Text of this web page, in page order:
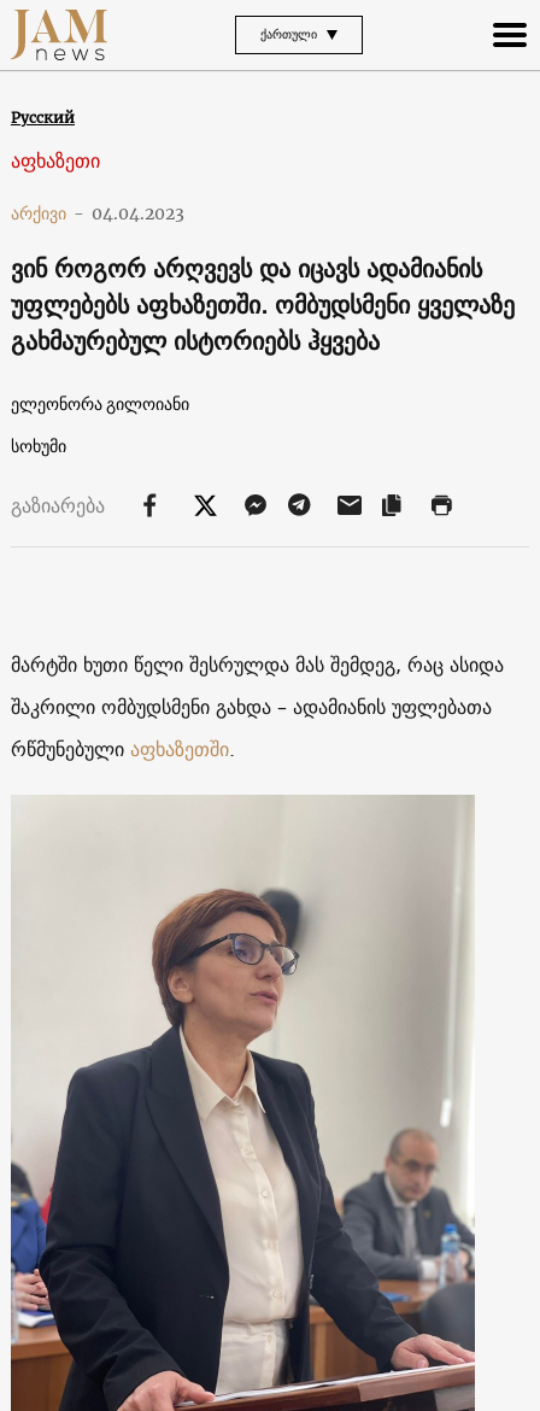
ᲥᲐᲠᲗᲣᲚᲘ
Русский
აფხაზეთი
არქივი - 04.04.2023
ვინ როგორ არღვევს და იცავს ადამიანის
უფლებებს აფხაზეთში. ომბუდსმენი ყველაზე
გახმაურებულ ისტორიებს ჰყვება
ელეონორა გილოიანი
სოხუმი
გაზიარება
მარტში ხუთი წელი შესრულდა მას შემდეგ, რაც ასიდა
შაკრილი ომბუდსმენი გახდა – ადამიანის უფლებათა
რწმუნებულიაფხაზეთში.